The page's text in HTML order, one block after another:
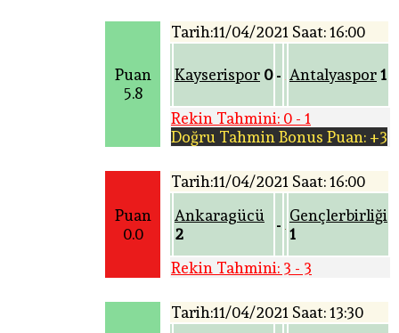
Puan
5.8
Tarih:11/04/2021 Saat: 16:00
Kayserispor 0 - Antalyaspor1
Rekin Tahmini: 0 - 1
Doğru Tahmin Bonus Puan: +3
Puan
0.0
Tarih:11/04/2021 Saat: 16:00
Ankaragücü
2
- Gençlerbirliği
1
Rekin Tahmini: 3 - 3
Tarih:11/04/2021 Saat: 13:30